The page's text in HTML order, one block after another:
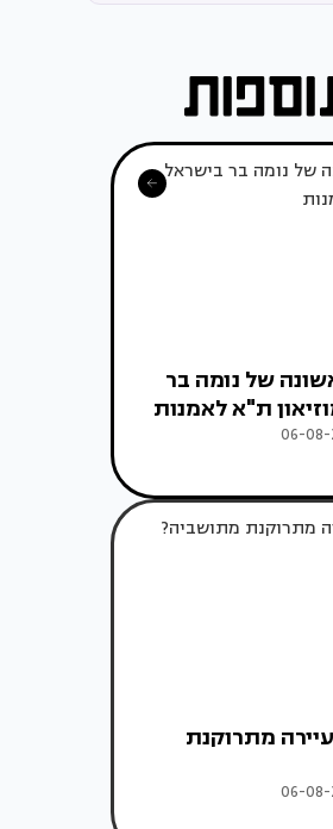
של נומה בר
ת"א לאמנות
06-08-
מתרוקנת
06-08-